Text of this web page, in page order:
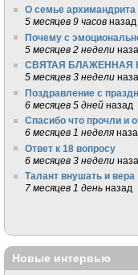
О семье архимандрита
5 месяцев 9 часов назад
Почему с
5 месяцев 2 недели
СВЯТАЯ БЛАЖЕННАЯ
5 месяцев 3 недели
Поздравление с
6 месяцев 5 дней назад
Спасибо что прочли и
6 месяцев 1 неделя
Ответ к 18 вопросу
6 месяцев 3 недели
Талант внушать и вера
7 месяцев 1 день назад
Новые интервью